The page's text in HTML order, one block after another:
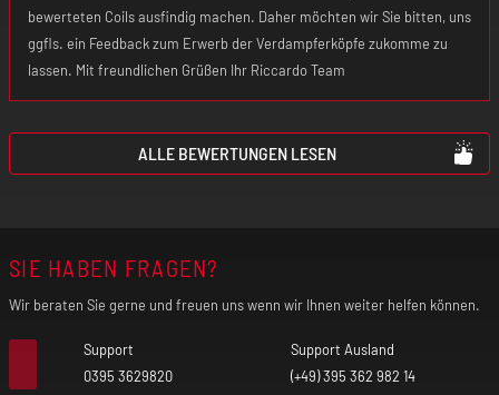
bewerteten Coils ausfindig machen. Daher möchten wir Sie bitten, uns
ggfls. ein Feedback zum Erwerb der Verdampferköpfe zukomme zu
lassen. Mit freundlichen Grüßen Ihr Riccardo Team
ALLE BEWERTUNGEN LESEN
SIE HABEN FRAGEN?
Wir beraten Sie gerne und freuen uns wenn wir Ihnen weiter helfen können.
Support
0395 3629820
Support Ausland
(+49) 395 362 982 14